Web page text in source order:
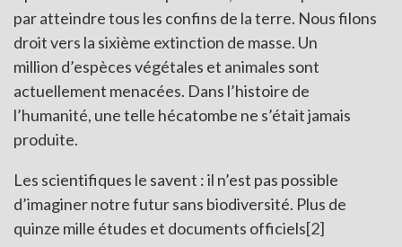
par atteindre tous les confins de la terre. Nous filons
droit vers la sixième extinction de masse. Un
million d’espèces végétales et animales sont
actuellement menacées. Dans l’histoire de
l’humanité, une telle hécatombe ne s’était jamais
produite.
Les scientifiques le savent : il n’est pas possible
d’imaginer notre futur sans biodiversité. Plus de
quinze mille études et documents officiels[2]